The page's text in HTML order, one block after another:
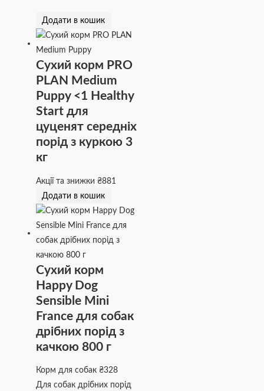
Додати в кошик
Сухий корм PRO
PLAN Medium
Puppy <1 Healthy
Start для
цуценят середніх
порід з куркою 3
кг
Акції та знижки₴881
Додати в кошик
Сухий корм
Happy Dog
Sensible Mini
France для собак
дрібних порід з
качкою 800 г
Корм для собак₴328
Для собак дрібних порід